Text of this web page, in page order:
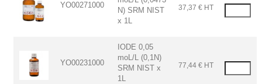
YO00271000
N) SRM NIST
x 1L
37,37 € HT
YO00231000
IODE 0,05
moL/L (0,1N)
SRM NIST x
1L
77,44 € HT